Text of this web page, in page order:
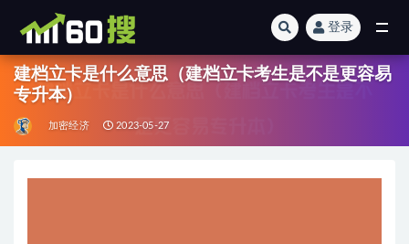
登录
建档立卡是什么意思（建档立卡考生是不是更容易
专升本）
加密经济 2023-05-27